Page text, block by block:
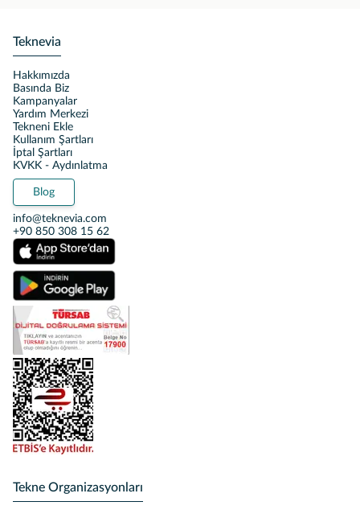
Teknevia
Hakkımızda
Basında Biz
Kampanyalar
Yardım Merkezi
Tekneni Ekle
Kullanım Şartları
İptal Şartları
KVKK - Aydınlatma
Blog
info@teknevia.com
+90 850 308 15 62
Tekne Organizasyonları